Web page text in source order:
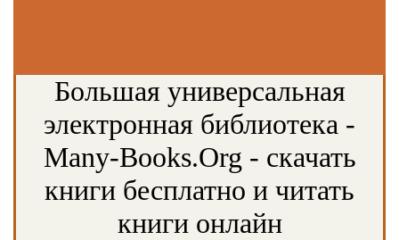
Большая универсальная
электронная библиотека -
Many-Books.Org - скачать
книги бесплатно и читать
книги онлайн